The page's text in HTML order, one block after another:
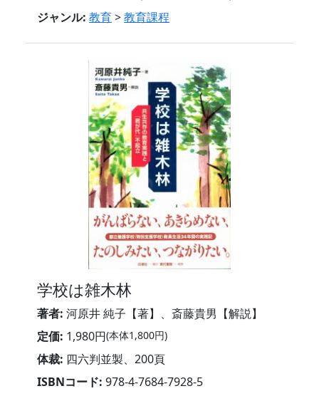
ジャンル: 教育>教育課程
学校は雑木林
著者: 河原井 純子【著】、斎藤貴男【解説】
定価: 1,980円(本体1,800円)
体裁: 四六判並製、200頁
ISBNコード: 978-4-7684-7928-5